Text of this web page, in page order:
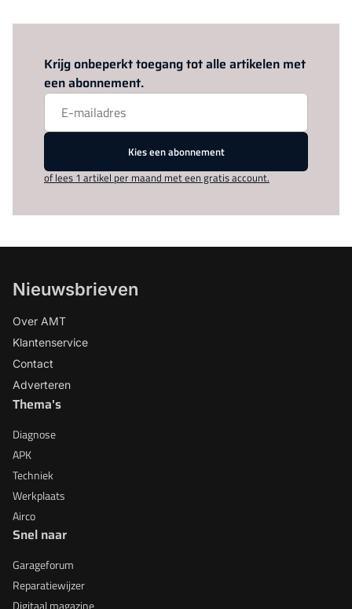
Krijg onbeperkt toegang tot alle artikelen met
een abonnement.
Kies een abonnement
of lees 1 artikel per maand met een gratis account.
Nieuwsbrieven
Over AMT
Klantenservice
Contact
Adverteren
Thema's
Diagnose
APK
Techniek
Werkplaats
Airco
Snel naar
Garageforum
Reparatiewijzer
Digitaal magazine